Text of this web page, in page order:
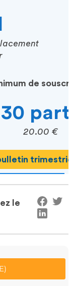
de
30
20.00 €
le